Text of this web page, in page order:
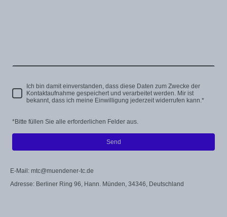
Ich bin damit einverstanden, dass diese Daten zum Zwecke der
Kontaktaufnahme gespeichert und verarbeitet werden. Mir ist
bekannt, dass ich meine Einwilligung jederzeit widerrufen kann.*
*Bitte füllen Sie alle erforderlichen Felder aus.
Send
E-Mail: mtc@muendener-tc.de
Adresse: Berliner Ring 96, Hann. Münden, 34346, Deutschland